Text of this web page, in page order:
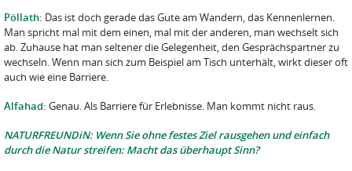
Pöllath: Das ist doch gerade das Gute am Wandern, das Kennenlernen.
Man spricht mal mit dem einen, mal mit der anderen, man wechselt sich
ab. Zuhause hat man seltener die Gelegenheit, den Gesprächspartner zu
wechseln. Wenn man sich zum Beispiel am Tisch unterhält, wirkt dieser oft
auch wie eine Barriere.
Alfahad: Genau. Als Barriere für Erlebnisse. Man kommt nicht raus.
NATURFREUNDiN: Wenn Sie ohne festes Ziel rausgehen und einfach
durch die Natur streifen: Macht das überhaupt Sinn?